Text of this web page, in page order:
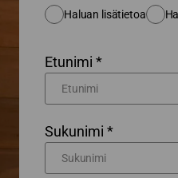
Haluan lisätietoa
Etunimi *
Sukunimi *